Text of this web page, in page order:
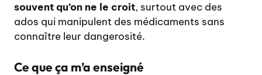
souvent qu’on ne le croit, surtout avec des
ados qui manipulent des médicaments sans
connaître leur dangerosité.
Ce que ça m’a enseigné